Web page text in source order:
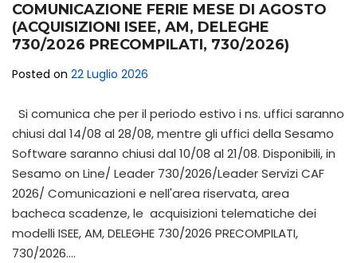
COMUNICAZIONE FERIE MESE DI AGOSTO
(ACQUISIZIONI ISEE, AM, DELEGHE
730/2026 PRECOMPILATI, 730/2026)
Posted on 22 Luglio 2026
Si comunica che per il periodo estivo i ns. uffici saranno
chiusi dal 14/08 al 28/08, mentre gli uffici della Sesamo
Software saranno chiusi dal 10/08 al 21/08. Disponibili, in
Sesamo on Line/ Leader 730/2026/Leader Servizi CAF
2026/ Comunicazioni e nell'area riservata, area
bacheca scadenze, le acquisizioni telematiche dei
modelli ISEE, AM, DELEGHE 730/2026 PRECOMPILATI,
730/2026.…